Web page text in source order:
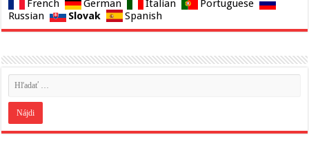
French German Italian
Portuguese
Russian
Slovak Spanish